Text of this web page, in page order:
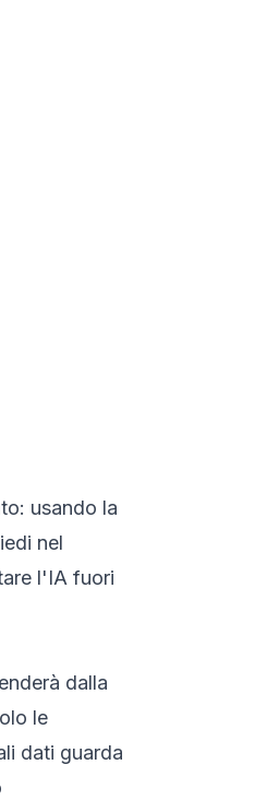
usando la
nel
l'IA fuori
dalla
le
dati guarda